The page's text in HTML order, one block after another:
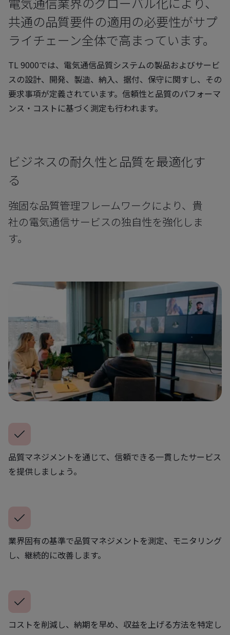
共通の品質要件の適用の必要性がサプ
ライチェーン全体で高まっています。
TL 9000では、電気通信品質システムの製品およびサービ
スの設計、開発、製造、納入、据付、保守に関すし、その
要求事項が定義されています。信頼性と品質のパフォーマ
ンス・コストに基づく測定も行われます。
ビジネスの耐久性と品質を最適化す
る
強固な品質管理フレームワークにより、貴
社の電気通信サービスの独自性を強化しま
す。
品質マネジメントを通じて、信頼できる一貫したサービス
を提供しましょう。
業界固有の基準で品質マネジメントを測定、モニタリング
し、継続的に改善します。
コストを削減し、納期を早め、収益を上げる方法を特定し